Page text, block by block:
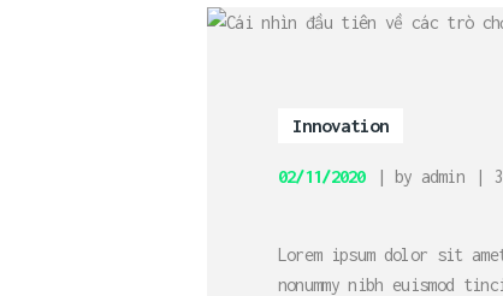
Innovation
02/11/2020 by admin 3
Lorem ipsum dolor sit
nonummy nibh euismod